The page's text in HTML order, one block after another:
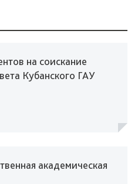
на соискание
Кубанского ГАУ
академическая